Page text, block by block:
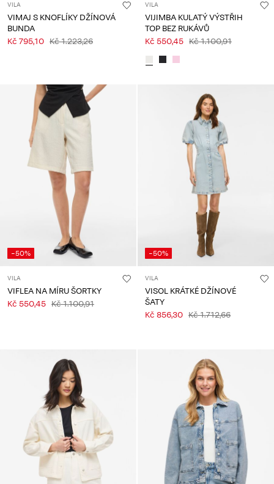
VILA
VIMAJ S KNOFLÍKY DŽÍNOVÁ
BUNDA
Kč 795,10 Kč 1.223,26
VILA
VIJIMBA KULATÝ VÝSTŘIH
TOP BEZ RUKÁVŮ
Kč 550,45 Kč 1.100,91
-50%
VILA
VIFLEA NA MÍRU ŠORTKY
Kč 550,45 Kč 1.100,91
-50%
VILA
VISOL KRÁTKÉ DŽÍNOVÉ
ŠATY
Kč 856,30 Kč 1.712,66